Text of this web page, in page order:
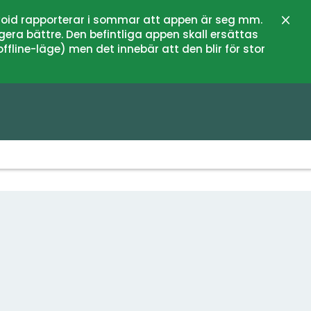
rapporterar i sommar att appen är seg mm.
bättre. Den befintliga appen skall ersättas
läge) men det innebär att den blir för stor